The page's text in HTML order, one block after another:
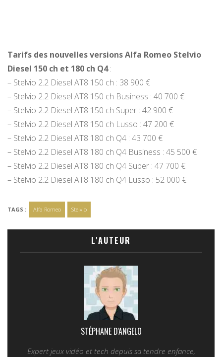
Tarifs des nouvelles versions Alfa Romeo Stelvio
Diesel 150 ch et 180 ch Q4:
– Stelvio 2.2 Diesel AT8 150 ch : 38 900 €
– Stelvio 2.2 Diesel AT8 150 ch Business : 40 700 €
– Stelvio 2.2 Diesel AT8 150 ch Super : 42 900 €
– Stelvio 2.2 Diesel AT8 150 ch Lusso : 47 200 €
– Stelvio 2.2 Diesel AT8 180 ch Q4 : 43 700 €
– Stelvio 2.2 Diesel AT8 180 ch Q4 Business : 45 500 €
– Stelvio 2.2 Diesel AT8 180 ch Q4 Super : 47 700 €
– Stelvio 2.2 Diesel AT8 180 ch Q4 Lusso : 52 000 €
TAGS : Alfa Romeo Stelvio
L'AUTEUR
STÉPHANE D'ANGELO
Expert jeux vidéo et tech depuis sa tendre enfance,